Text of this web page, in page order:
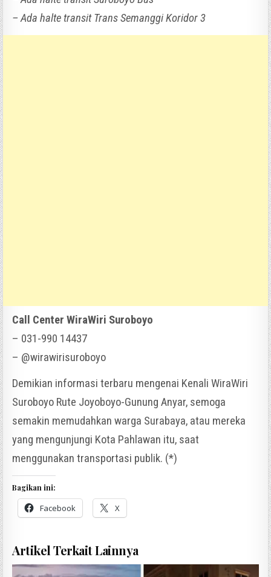
– Ada halte transit Trans Semanggi Koridor 3
Call Center WiraWiri Suroboyo
– 031-990 14437
– @wirawirisuroboyo
Demikian informasi terbaru mengenai Kenali WiraWiri
Suroboyo Rute Joyoboyo-Gunung Anyar, semoga
semakin memudahkan warga Surabaya, atau mereka
yang mengunjungi Kota Pahlawan itu, saat
menggunakan transportasi publik. (*)
Bagikan ini:
Facebook X
Artikel Terkait Lainnya